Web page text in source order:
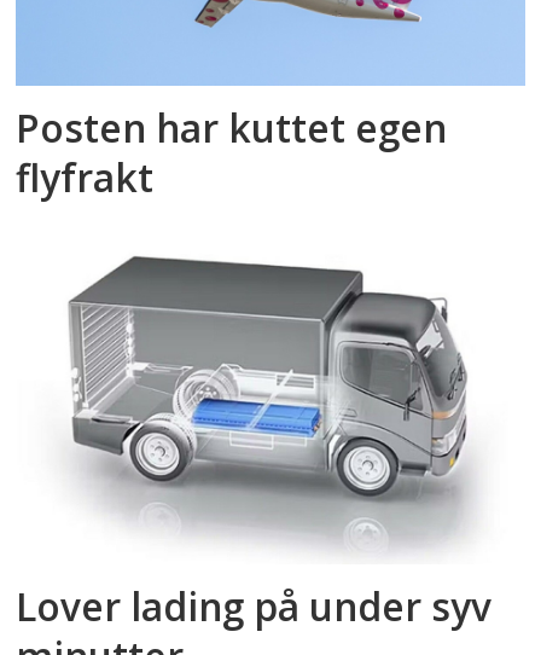
Posten har kuttet egen
flyfrakt
Lover lading på under syv